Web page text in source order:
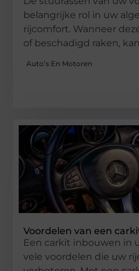
belangrijke rol in uw
rijcomfort. Wanneer
of beschadigd raken,
Auto’s En Motoren
Voordelen van een
Een carkit inbouwen in
vele voordelen die uw